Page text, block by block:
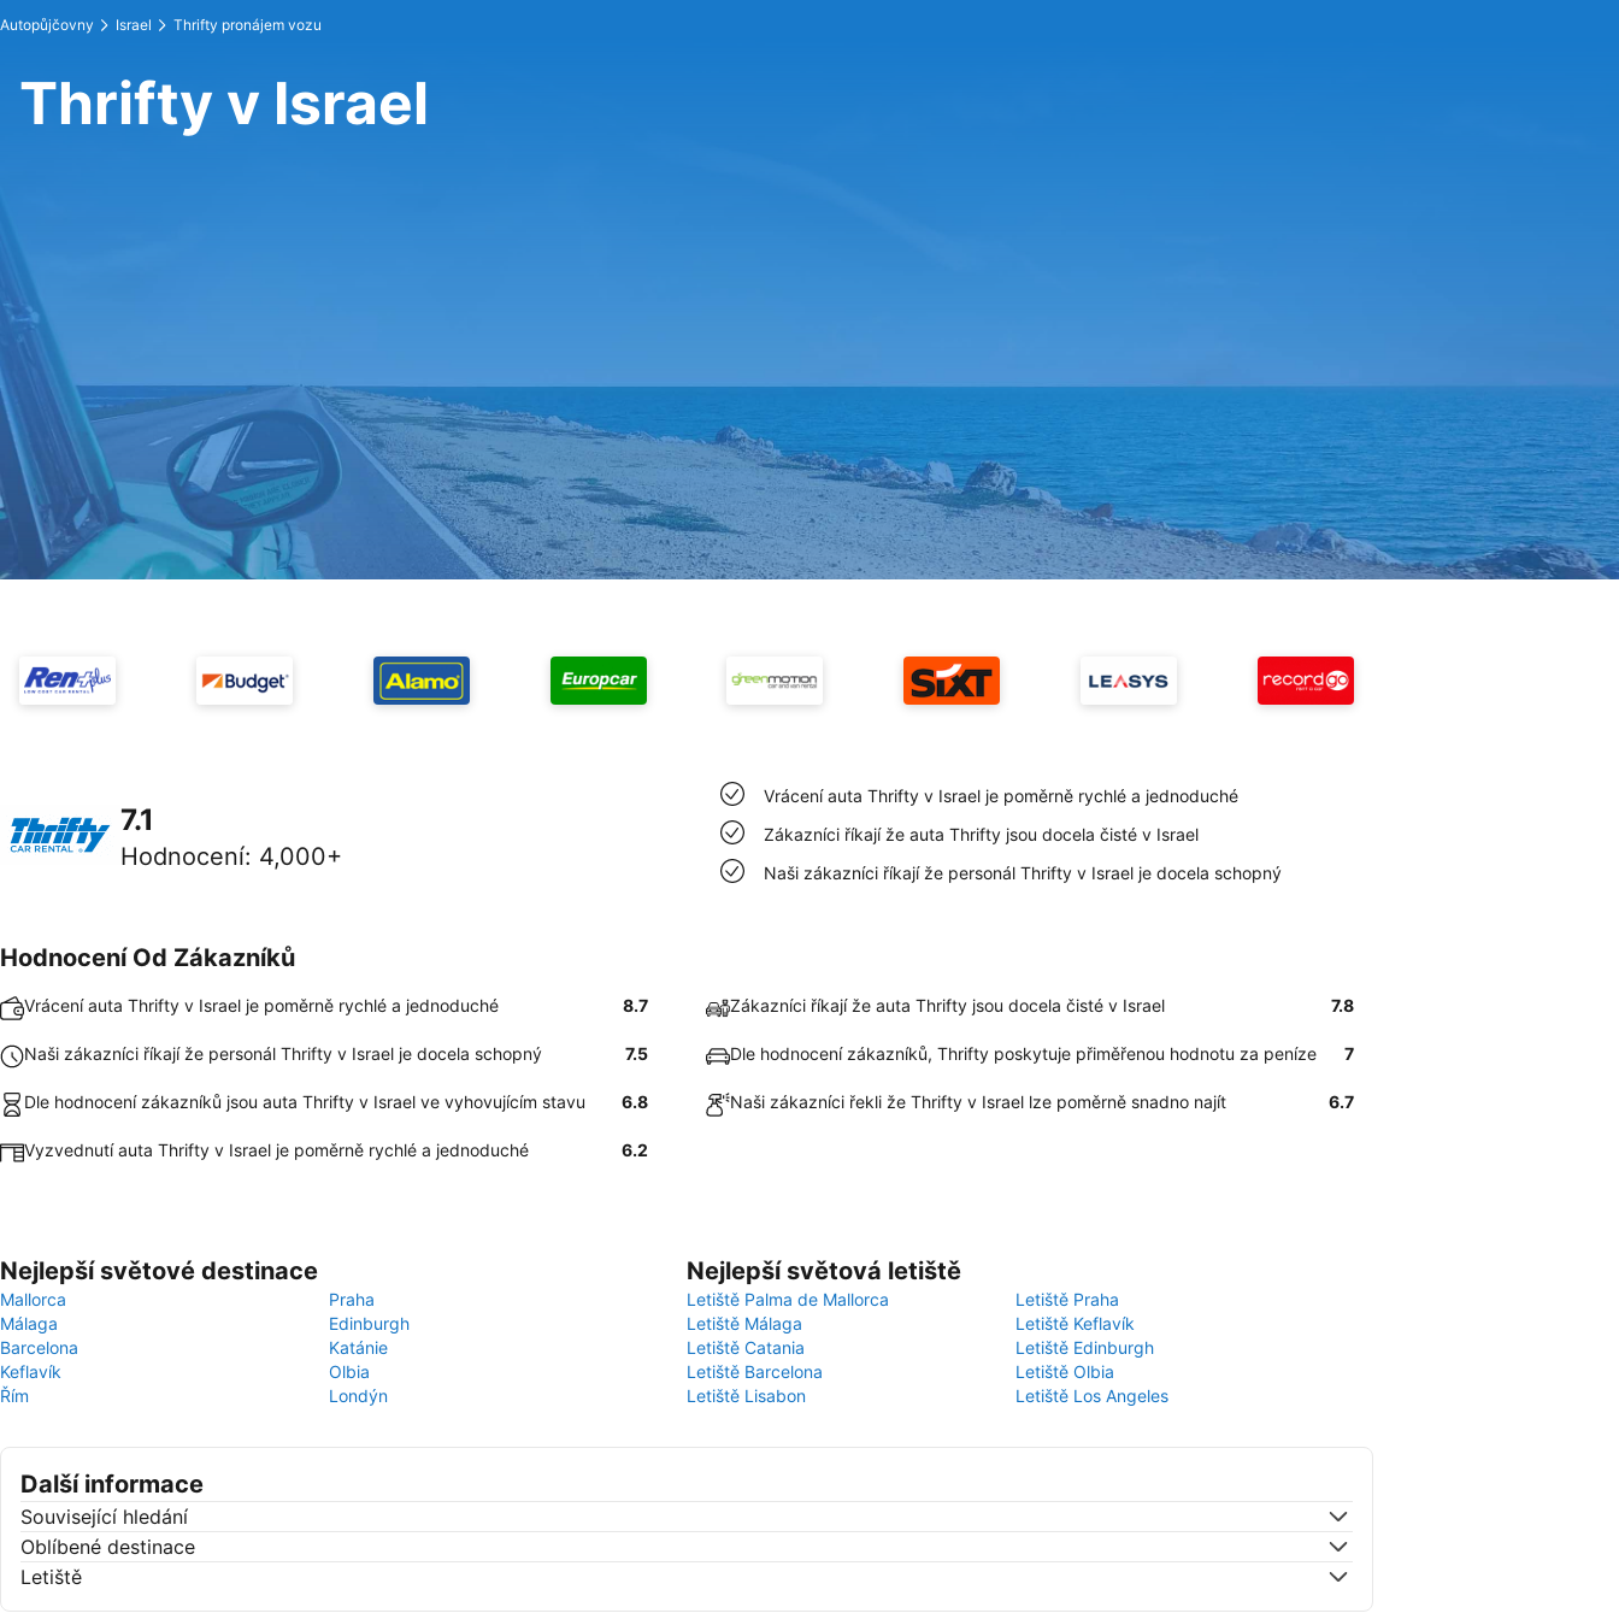
Autopůjčovny Israel Thrifty pronájem vozu
Thrifty v Israel
7.1
Hodnocení: 4,000+
Vrácení auta Thrifty v Israel je poměrně rychlé a jednoduché
Zákazníci říkají že auta Thrifty jsou docela čisté v Israel
Naši zákazníci říkají že personál Thrifty v Israel je docela schopný
Hodnocení Od Zákazníků
Vrácení auta Thrifty v Israel je poměrně rychlé a jednoduché 8.7 Zákazníci říkají že auta Thrifty jsou docela čisté v Israel 7.8
Naši zákazníci říkají že personál Thrifty v Israel je docela schopný 7.5 Dle hodnocení zákazníků, Thrifty poskytuje přiměřenou hodnotu za peníze 7
Dle hodnocení zákazníků jsou auta Thrifty v Israel ve vyhovujícím stavu 6.8 Naši zákazníci řekli že Thrifty v Israel lze poměrně snadno najít 6.7
Vyzvednutí auta Thrifty v Israel je poměrně rychlé a jednoduché 6.2
Nejlepší světové destinace
Mallorca
Praha
Málaga
Edinburgh
Barcelona
Katánie
Keflavík
Olbia
Řím
Londýn
Nejlepší světová letiště
Letiště Palma de Mallorca
Letiště Praha
Letiště Málaga
Letiště Keflavík
Letiště Catania
Letiště Edinburgh
Letiště Barcelona
Letiště Olbia
Letiště Lisabon
Letiště Los Angeles
Další informace
Související hledání
Oblíbené destinace
Letiště